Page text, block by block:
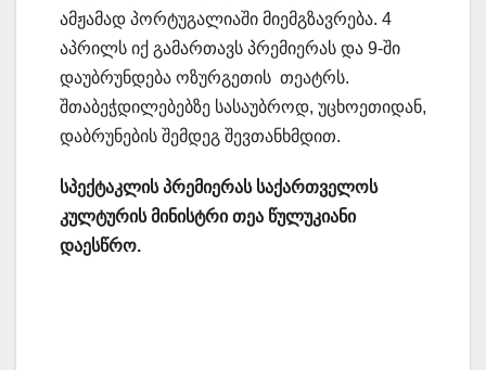
ამჟამად პორტუგალიაში მიემგზავრება. 4
აპრილს იქ გამართავს პრემიერას და 9-ში
დაუბრუნდება ოზურგეთის თეატრს.
შთაბეჭდილებებზე სასაუბროდ, უცხოეთიდან,
დაბრუნების შემდეგ შევთანხმდით.
სპექტაკლის პრემიერას საქართველოს
კულტურის მინისტრი თეა წულუკიანი
დაესწრო.